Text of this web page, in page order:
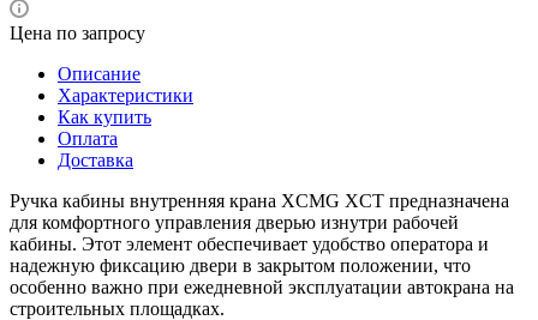
Цена по запросу
Описание
Характеристики
Как купить
Оплата
Доставка
Ручка кабины внутренняя крана XCMG XCT предназначена
для комфортного управления дверью изнутри рабочей
кабины. Этот элемент обеспечивает удобство оператора и
надежную фиксацию двери в закрытом положении, что
особенно важно при ежедневной эксплуатации автокрана на
строительных площадках.